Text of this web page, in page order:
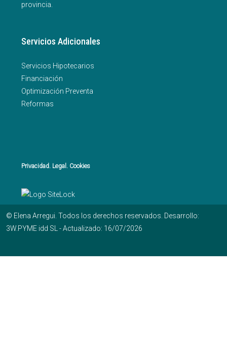
provincia.
Servicios Adicionales
Servicios Hipotecarios
Financiación
Optimización Preventa
Reformas
Privacidad. Legal. Cookies
© Elena Arregui. Todos los derechos reservados. Desarrollo:
3W.PYME idd SL - Actualizado: 16/07/2026